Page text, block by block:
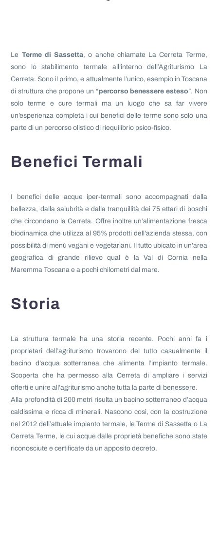
Le Terme di Sassetta, o anche chiamate La Cerreta Terme,
sono lo stabilimento termale all’interno dell’Agriturismo La
Cerreta. Sono il primo, e attualmente l’unico, esempio in Toscana
di struttura che propone un “percorso benessere esteso”. Non
solo terme e cure termali ma un luogo che sa far vivere
un’esperienza completa i cui benefici delle terme sono solo una
parte di un percorso olistico di riequilibrio psico-fisico.
Benefici Termali
I benefici delle acque iper-termali sono accompagnati dalla
bellezza, dalla salubrità e dalla tranquillità dei 75 ettari di boschi
che circondano la Cerreta. Offre inoltre un’alimentazione fresca
biodinamica che utilizza al 95% prodotti dell’azienda stessa, con
possibilità di menù vegani e vegetariani. Il tutto ubicato in un’area
geografica di grande rilievo qual è la Val di Cornia nella
Maremma Toscana e a pochi chilometri dal mare.
Storia
La struttura termale ha una storia recente. Pochi anni fa i
proprietari dell’agriturismo trovarono del tutto casualmente il
bacino d’acqua sotterranea che alimenta l’impianto termale.
Scoperta che ha permesso alla Cerreta di ampliare i servizi
offerti e unire all’agriturismo anche tutta la parte di benessere.
Alla profondità di 200 metri risulta un bacino sotterraneo d’acqua
caldissima e ricca di minerali. Nascono così, con la costruzione
nel 2012 dell’attuale impianto termale, le Terme di Sassetta o La
Cerreta Terme, le cui acque dalle proprietà benefiche sono state
riconosciute e certificate da un apposito decreto.